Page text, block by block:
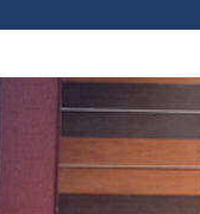
Programación
Podcast
Noticias